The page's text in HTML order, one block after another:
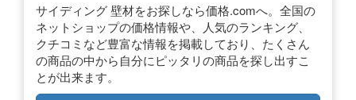
サイディング 壁材をお探しなら価格.comへ。全国の
ネットショップの価格情報や、人気のランキング、
クチコミなど豊富な情報を掲載しており、たくさん
の商品の中から自分にピッタリの商品を探し出すこ
とが出来ます。